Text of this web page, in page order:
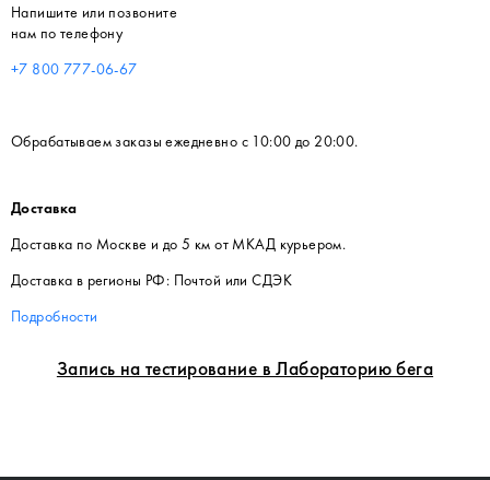
Запись на тестирование в Лабораторию бега
Напишите или позвоните
нам по телефону
+7 800 777-06-67
Обрабатываем заказы ежедневно с 10:00 до 20:00.
Доставка
Доставка по Москве и до 5 км от МКАД курьером.
Доставка в регионы РФ: Почтой или СДЭК
Подробности